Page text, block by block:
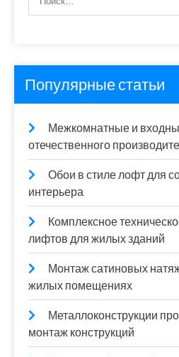
Популярные статьи
Межкомнатные и
отечественного
Обои в стиле лофт для
интерьера
Комплексное
лифтов для жилых зданий
Монтаж сатиновых
жилых помещениях
Металлоконструкции
монтаж конструкций